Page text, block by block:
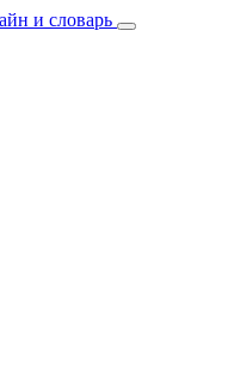
и словарь